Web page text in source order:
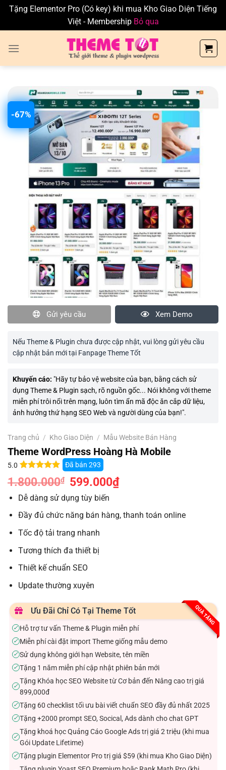
Tặng Elementor Pro (Có key) khi mua Kho Giao Diện Tiếng
Việt - Membership Bỏ qua
-67%
Gửi yêu cầu Xem Demo
Nếu Theme & Plugin chưa được cập nhật, vui lòng gửi yêu cầu
cập nhật bản mới tại Fanpage Theme Tốt
Khuyến cáo: "Hãy tự bảo vệ website của bạn, bằng cách sử
dụng Theme & Plugin sạch, rõ nguồn gốc... Nói không với theme
miễn phí trôi nổi trên mạng, luôn tìm ẩn mã độc ăn cắp dữ liệu,
ảnh hưởng thứ hạng SEO Web và người dùng của bạn!".
Trang chủ / Kho Giao Diện / Mẫu Website Bán Hàng
Theme WordPress Hoàng Hà Mobile
5.0
5.0 trên 5
dựa trên
8
đánh giá
Đã bán 293
1.800.000₫
Giá
gốc
1.800.000₫.
599.000₫Giá
hiện
Dễ dàng sử dụng tùy biến
Đầy đủ chức năng bán hàng, thanh toán online
Tốc độ tải trang nhanh
Tương thích đa thiết bị
Thiết kế chuẩn SEO
Update thường xuyên
QUÀ TẶNG
Ưu Đãi Chỉ Có Tại Theme Tốt
✓Hỗ trợ tư vấn Theme & Plugin miễn phí
✓Miễn phí cài đặt import Theme giống mẫu demo
✓Sử dụng không giới hạn Website, tên miền
✓Tặng 1 năm miễn phí cập nhật phiên bản mới
✓
Tặng Khóa học SEO Website từ Cơ bản đến Nâng cao trị giá
899,000đ
✓Tặng 60 checklist tối ưu bài viết chuẩn SEO đầy đủ nhất 2025
✓Tặng +2000 prompt SEO, Socical, Ads dành cho chat GPT
✓
Tặng khoá học Quảng Cáo Google Ads trị giá 2 triệu (khi mua
Gói Update Lifetime)
✓Tặng plugin Elementor Pro trị giá $59 (khi mua Kho Giao Diện)